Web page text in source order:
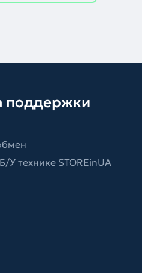
поддержки
У технике STOREinUA